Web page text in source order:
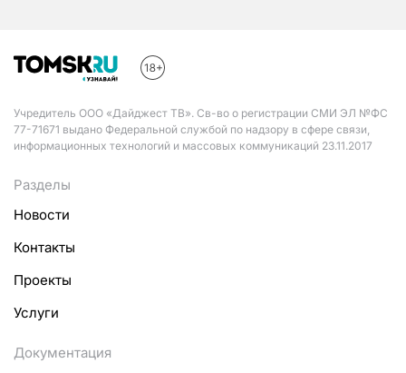
Учредитель ООО «Дайджест ТВ». Св-во о регистрации СМИ ЭЛ №ФС
77-71671 выдано Федеральной службой по надзору в сфере связи,
информационных технологий и массовых коммуникаций 23.11.2017
Разделы
Новости
Контакты
Проекты
Услуги
Документация